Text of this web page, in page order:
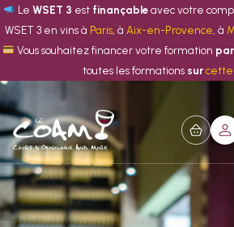
Le WSET 3 est finançableavec votre
WSET 3 en vins à Paris, à Aix-en-Provence, à
Vous souhaitez financer votre formation par
toutes les formations sur